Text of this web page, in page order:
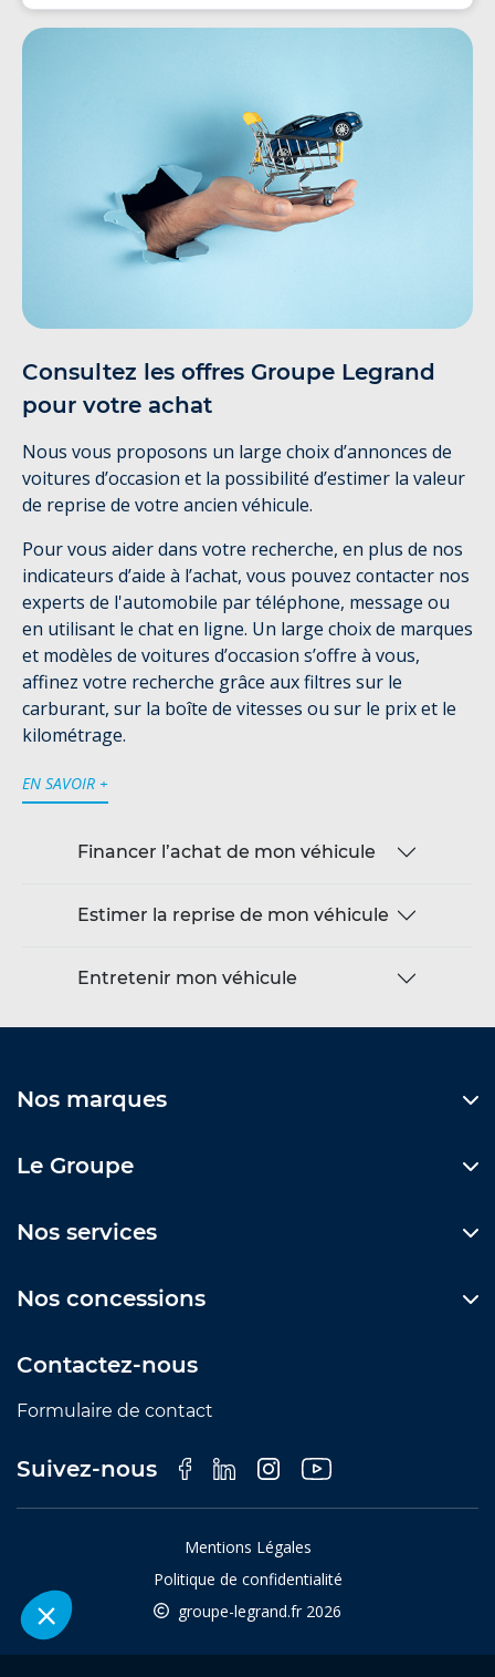
Consultez les offres Groupe Legrand
pour votre achat
Nous vous proposons un large choix d’annonces de
voitures d’occasion et la possibilité d’estimer la valeur
de reprise de votre ancien véhicule.
Pour vous aider dans votre recherche, en plus de nos
indicateurs d’aide à l’achat, vous pouvez contacter nos
experts de l'automobile par téléphone, message ou
en utilisant le chat en ligne. Un large choix de marques
et modèles de voitures d’occasion s’offre à vous,
affinez votre recherche grâce aux filtres sur le
carburant, sur la boîte de vitesses ou sur le prix et le
kilométrage.
EN SAVOIR +
Financer l’achat de mon véhicule
Estimer la reprise de mon véhicule
Entretenir mon véhicule
Nos marques
Le Groupe
Nos services
Nos concessions
Contactez-nous
Formulaire de contact
Suivez-nous
Mentions Légales
Politique de confidentialité
groupe-legrand.fr 2026